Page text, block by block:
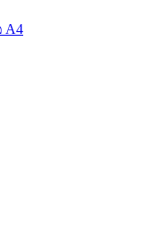
מדפסות לייזר משולבות A4